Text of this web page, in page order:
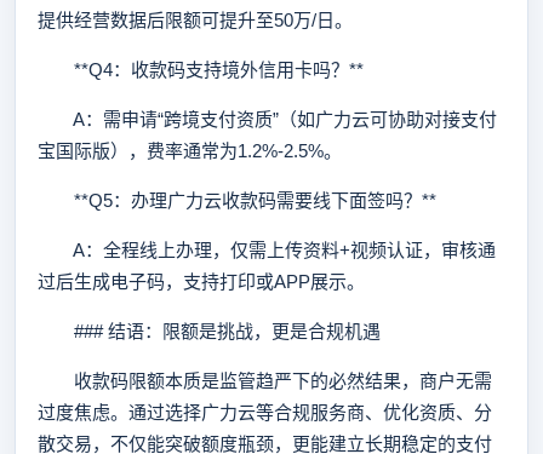
提供经营数据后限额可提升至50万/日。
**Q4：收款码支持境外信用卡吗？**
A：需申请“跨境支付资质”（如广力云可协助对接支付
宝国际版），费率通常为1.2%-2.5%。
**Q5：办理广力云收款码需要线下面签吗？**
A：全程线上办理，仅需上传资料+视频认证，审核通
过后生成电子码，支持打印或APP展示。
### 结语：限额是挑战，更是合规机遇
收款码限额本质是监管趋严下的必然结果，商户无需
过度焦虑。通过选择广力云等合规服务商、优化资质、分
散交易，不仅能突破额度瓶颈，更能建立长期稳定的支付